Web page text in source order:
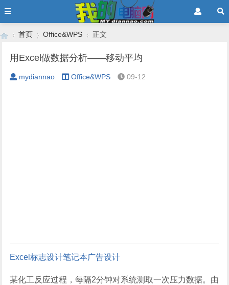
›
首页
›
Office&WPS
›
正文
用Excel做数据分析——移动平均
mydiannao Office&WPS 09-12
Excel标志设计笔记本广告设计
某化工反应过程，每隔2分钟对系统测取一次压力数据。由